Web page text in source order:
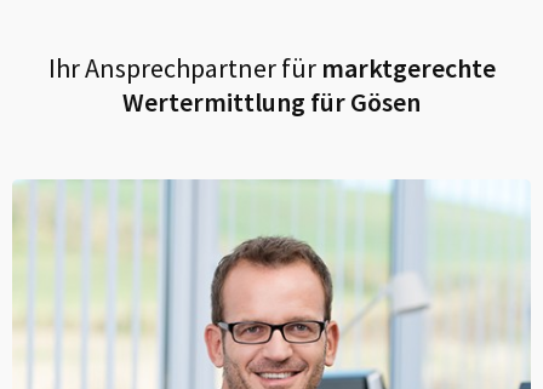
Ihr Ansprechpartner fürmarktgerechte
Wertermittlung fürGösen